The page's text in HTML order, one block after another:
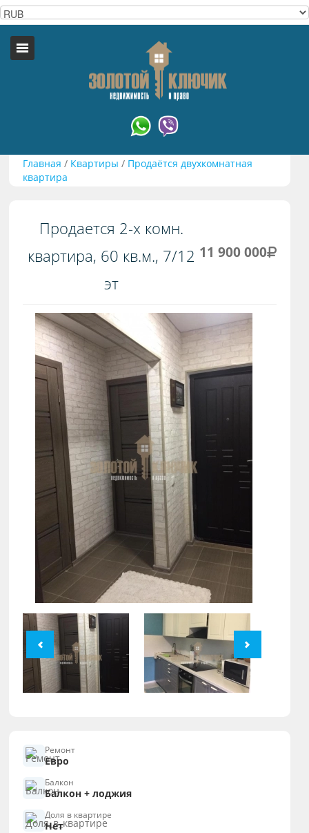
Главная / Квартиры / Продаётся двухкомнатная
квартира
Продается 2-х комн.
квартира, 60 кв.м., 7/12
эт
11 900 000
Ремонт
Евро
Балкон
Балкон + лоджия
Доля в квартире
Нет